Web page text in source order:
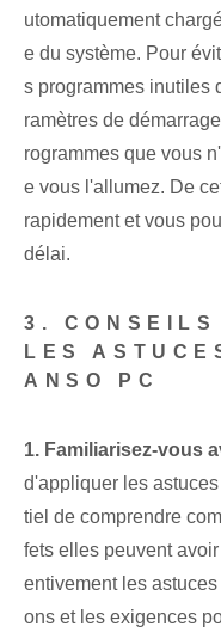
utomatiquement
e du système. Pour
s programmes inutiles
ramètres de démarrage
rogrammes que vous
e vous l'allumez. De
rapidement et vous
délai.
3. CONSEILS
LES
ANSO PC
1. Familiarisez-vous
d'appliquer les
tiel de comprendre
fets elles peuvent
entivement les
ons et les exigences